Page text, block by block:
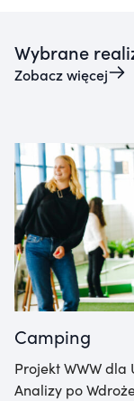
Wybrane
Zobacz więcej
Camping
Projekt WWW
Analizy po